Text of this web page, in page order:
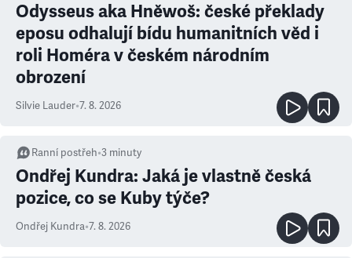
Odysseus aka Hněwoš: české překlady
eposu odhalují bídu humanitních věd i
roli Homéra v českém národním
obrození
Silvie Lauder•7. 8. 2026
Ranní postřeh•3 minuty
Ondřej Kundra: Jaká je vlastně česká
pozice, co se Kuby týče?
Ondřej Kundra•7. 8. 2026